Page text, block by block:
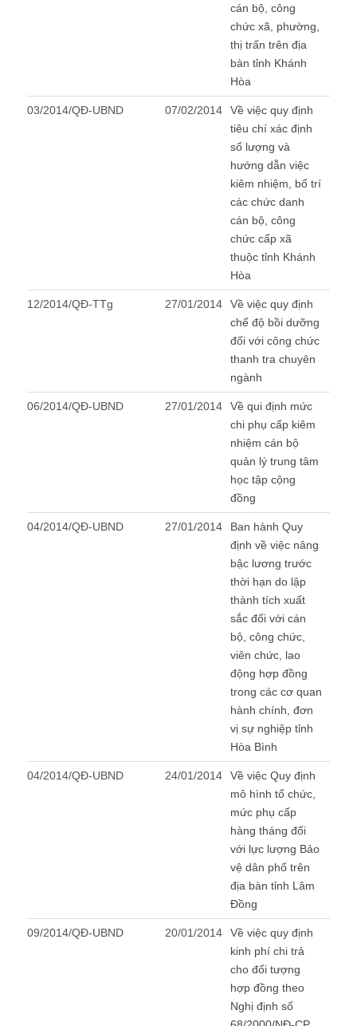
cán bộ, công
chức xã, phường,
thị trấn trên địa
bàn tỉnh Khánh
Hòa
03/2014/QĐ-UBND 07/02/2014
Về việc quy định
tiêu chí xác định
số lượng và
hướng dẫn việc
kiêm nhiệm, bố trí
các chức danh
cán bộ, công
chức cấp xã
thuộc tỉnh Khánh
Hòa
12/2014/QĐ-TTg 27/01/2014
Về việc quy định
chế độ bồi dưỡng
đối với công chức
thanh tra chuyên
ngành
06/2014/QĐ-UBND 27/01/2014
Về qui định mức
chi phụ cấp kiêm
nhiệm cán bộ
quản lý trung tâm
học tập cộng
đồng
04/2014/QĐ-UBND 27/01/2014
Ban hành Quy
định về việc nâng
bậc lương trước
thời hạn do lập
thành tích xuất
sắc đối với cán
bộ, công chức,
viên chức, lao
động hợp đồng
trong các cơ quan
hành chính, đơn
vị sự nghiệp tỉnh
Hòa Bình
04/2014/QĐ-UBND 24/01/2014
Về việc Quy định
mô hình tổ chức,
mức phụ cấp
hàng tháng đối
với lực lượng Bảo
vệ dân phố trên
địa bàn tỉnh Lâm
Đồng
09/2014/QĐ-UBND 20/01/2014
Về việc quy định
kinh phí chi trả
cho đối tượng
hợp đồng theo
Nghị định số